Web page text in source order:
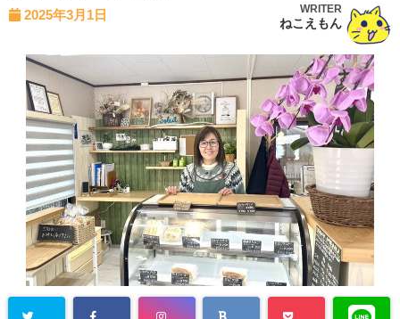
2025年3月1日 WRITER
ねこえもん